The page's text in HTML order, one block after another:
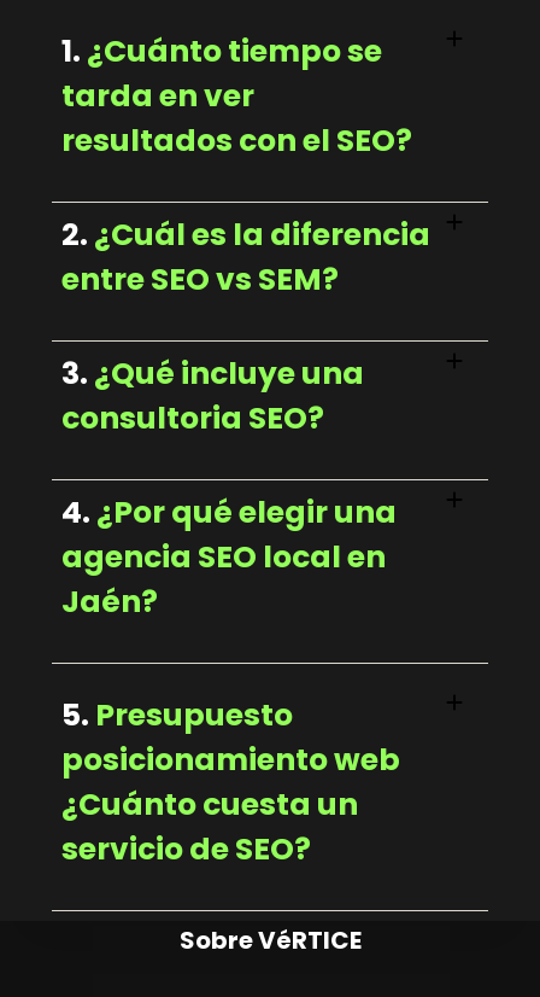
1. ¿Cuánto tiempo se
tarda en ver
resultados con el SEO?
2. ¿Cuál es la diferencia
entre SEO vs SEM?
3. ¿Qué incluye una
consultoria SEO?
4. ¿Por qué elegir una
agencia SEO local en
Jaén?
5. Presupuesto
posicionamiento web
¿Cuánto cuesta un
servicio de SEO?
Sobre VéRTICE